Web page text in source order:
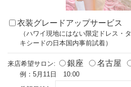
衣装グレードアップサービス
（ハワイ現地にはない限定ドレス・タ
キシードの日本国内事前試着）
来店希望サロン: 銀座 名古屋
例：5月11日 10:00